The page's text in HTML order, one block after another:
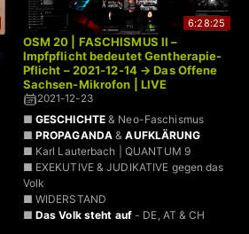
6:28:25
OSM 20 | FASCHISMUS II –
Impfpflicht bedeutet Gentherapie-
Pflicht – 2021-12-14 → Das Offene
Sachsen-Mikrofon | LIVE
2021-12-23
■ GESCHICHTE & Neo-Faschismus
■ PROPAGANDA &AUFKLÄRUNG
■ Karl Lauterbach | QUANTUM 9
■ EXEKUTIVE & JUDIKATIVE gegen das
Volk
■ WIDERSTAND
■ Das Volk steht auf- DE, AT & CH